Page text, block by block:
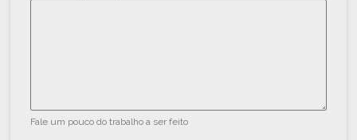
Fale um pouco do trabalho a ser feito